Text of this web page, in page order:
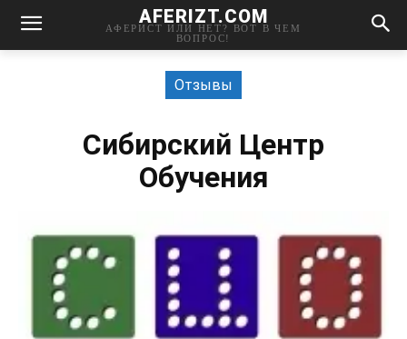
AFERIZT.COM
АФЕРИСТ ИЛИ НЕТ? ВОТ В ЧЕМ
ВОПРОС!
Отзывы
Сибирский Центр
Обучения